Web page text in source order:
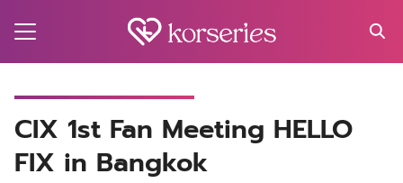
CIX 1st Fan Meeting HELLO
FIX in Bangkok